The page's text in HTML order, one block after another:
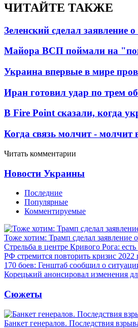
ЧИТАЙТЕ ТАКЖЕ
Зеленский сделал заявление
Майора ВСП поймали на
Украина впервые в мире
Иран готовил удар по трем
В Fire Point сказали, когда
Когда связь молчит -
Читать комментарии
Новости Украины
Последние
Популярные
Комментируемые
Тоже хотим: Трамп сделал заявление
Стрельба в центре Кривого Рога:
РФ стремится повторить кризис 2022
170 боев: Генштаб сообщил о
Корецький анонсировал изменения
Сюжеты
Банкет генералов. Последствия